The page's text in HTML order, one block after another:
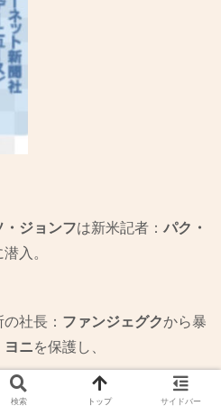
・ジョンフは新米記者： パク・
入。
社長： ファンジェグクから暴
ヨニを保護し、
検索 トップ サイドバー